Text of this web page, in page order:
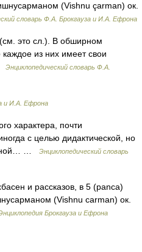
(Vishnu çarman) ок.
словарь Ф.А. Брокгауза и И.А. Ефрона
это сл.). В обширном
из них имеет свои
Энциклопедический словарь Ф.А.
и И.А. Ефрона
характера, почти
с целью дидактической, но
…
Энциклопедический словарь
и рассказов, в 5 (раnса)
(Vishnu carman) ок.
Брокгауза и Ефрона